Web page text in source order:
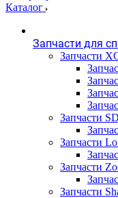
Каталог
Запчасти для
Запчасти
Запчасти
Запчасти
Запчасти
Запчасти